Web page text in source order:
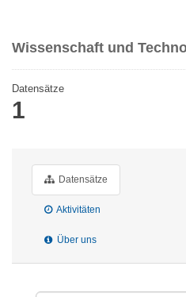
Wissenschaft und
Datensätze
1
Datensätze
Aktivitäten
Über uns